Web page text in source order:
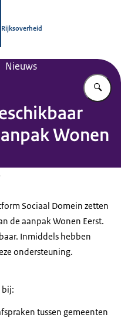
Rijksoverheid
Nieuws
Wonen
Sociaal Domein zetten
de aanpak Wonen Eerst.
Inmiddels hebben
ondersteuning.
bij:
tussen gemeenten